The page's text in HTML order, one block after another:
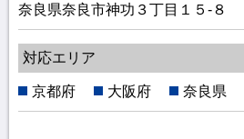
奈良県奈良市神功３丁目１５-８
対応エリア
京都府 大阪府 奈良県